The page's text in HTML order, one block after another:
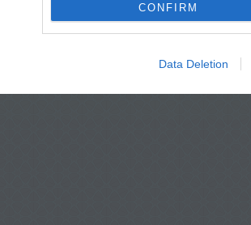
CONFIRM
Data Deletion